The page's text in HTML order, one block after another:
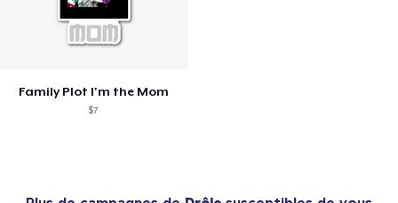
Family Plot I'm the Mom
$7